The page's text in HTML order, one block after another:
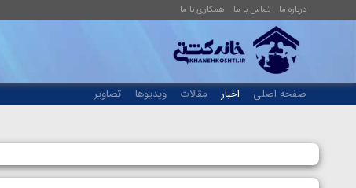
درباره ما تماس با ما همکاری با ما
صفحه اصلی اخبار مقالات ویدیوها تصاویر